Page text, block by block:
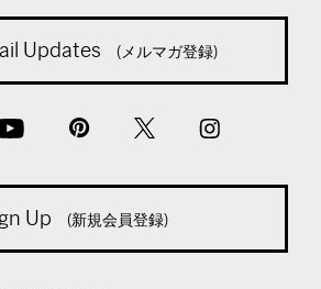
Updates (メルマガ登録)
Up (新規会員登録)